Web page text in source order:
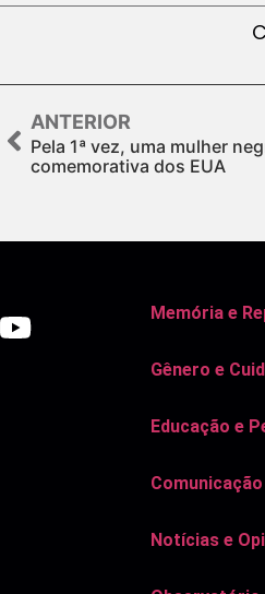
ANTERIOR
Pela 1ª vez, uma mulher
comemorativa dos EUA
Memória e
Gênero e
Educação e
Notícias e